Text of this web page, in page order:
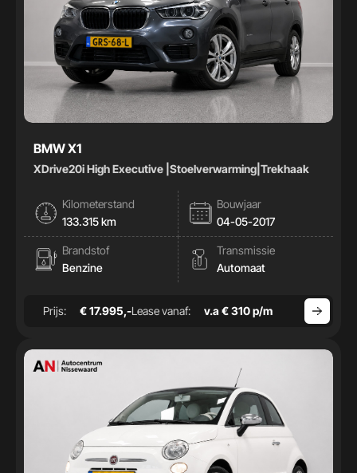
BMW X1
XDrive20i High Executive |Stoelverwarming|Trekhaak
Kilometerstand
133.315 km
Bouwjaar
04-05-2017
Brandstof
Benzine
Transmissie
Automaat
Prijs: € 17.995,-Lease vanaf: v.a € 310 p/m